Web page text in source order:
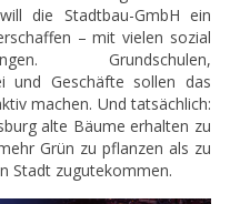
die Stadtbau-GmbH ein
– mit vielen sozial
Grundschulen,
und Geschäfte sollen das
machen. Und tatsächlich:
alte Bäume erhalten zu
Grün zu pflanzen als zu
Stadt zugutekommen.